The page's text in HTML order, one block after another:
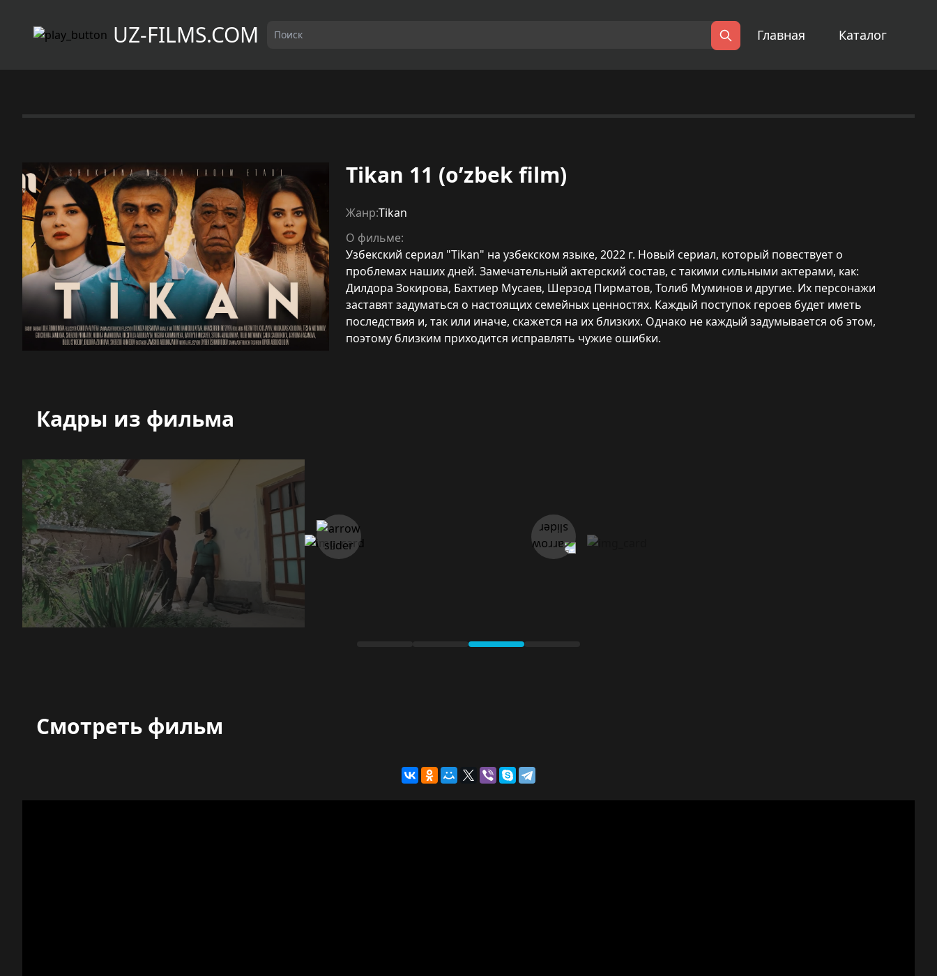
UZ-FILMS.COM Поиск
Главная Каталог
Tikan 11 (o’zbek film)
Жанр:Tikan
О фильме:
Узбекский сериал "Tikan" на узбекском языке, 2022 г. Новый сериал, который повествует о
проблемах наших дней. Замечательный актерский состав, с такими сильными актерами, как:
Дилдора Зокирова, Бахтиер Мусаев, Шерзод Пирматов, Толиб Муминов и другие. Их персонажи
заставят задуматься о настоящих семейных ценностях. Каждый поступок героев будет иметь
последствия и, так или иначе, скажется на их близких. Однако не каждый задумывается об этом,
поэтому близким приходится исправлять чужие ошибки.
Кадры из фильма
Смотреть фильм